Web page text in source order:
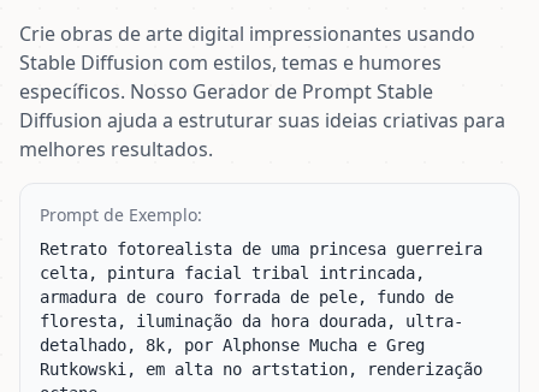
Crie obras de arte digital impressionantes usando
Stable Diffusion com estilos, temas e humores
específicos. Nosso Gerador de Prompt Stable
Diffusion ajuda a estruturar suas ideias criativas para
melhores resultados.
Prompt de Exemplo:
Retrato fotorealista de uma princesa guerreira
celta, pintura facial tribal intrincada,
armadura de couro forrada de pele, fundo de
floresta, iluminação da hora dourada, ultra-
detalhado, 8k, por Alphonse Mucha e Greg
Rutkowski, em alta no artstation, renderização